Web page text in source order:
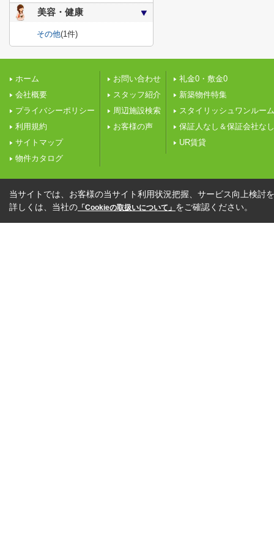
美容・健康
その他(1件)
ホーム
会社概要
プライバシーポリシー
利用規約
サイトマップ
物件カタログ
お問い合わせ
スタッフ紹介
周辺施設検索
お客様の声
礼金0・敷金0
新築物件特集
スタイリッシュワンルーム
保証人なし＆保証会社なし
UR賃貸
当サイトでは、お客様の当サイト利用状況把握、サービス向上検討
詳しくは、当社の 「Cookieの取扱いについて」 をご確認ください。